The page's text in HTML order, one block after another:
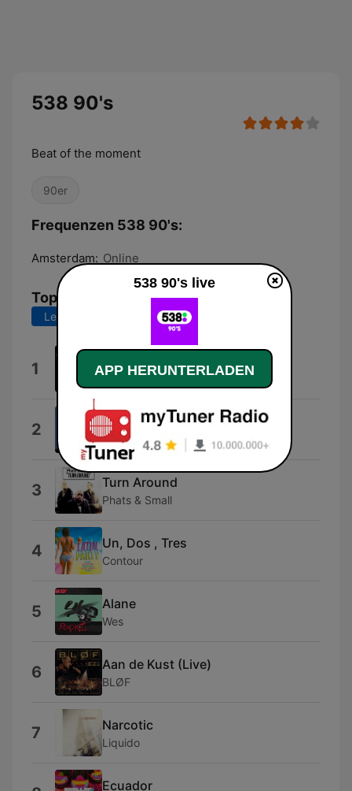
538 90's
Beat of the moment
90er
Frequenzen 538 90's:
Amsterdam: Online
Top-Songs
Letzte 7 Tage Letzte 30 Tage
1 Marc Anthony
2 Men In Black
Will Smith
3 Turn Around
Phats & Small
4 Un, Dos , Tres
Contour
5 Alane
Wes
6 Aan de Kust (Live)
BLØF
7 Narcotic
Liquido
Ecuador
538 90's live
APP HERUNTERLADEN